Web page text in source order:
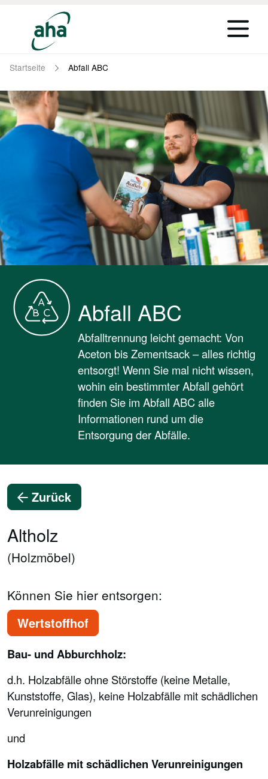
Startseite Abfall ABC
Abfall ABC
Abfalltrennung leicht gemacht: Von
Aceton bis Zementsack – alles richtig
entsorgt! Wenn Sie mal nicht wissen,
wohin ein bestimmter Abfall gehört
finden Sie im Abfall ABC alle
Informationen rund um die
Entsorgung der Abfälle.
Zurück
Altholz
(Holzmöbel)
Können Sie hier entsorgen:
Wertstoffhof
Bau- und Abburchholz:
d.h. Holzabfälle ohne Störstoffe (keine Metalle,
Kunststoffe, Glas), keine Holzabfälle mit schädlichen
Verunreinigungen
und
Holzabfälle mit schädlichen Verunreinigungen